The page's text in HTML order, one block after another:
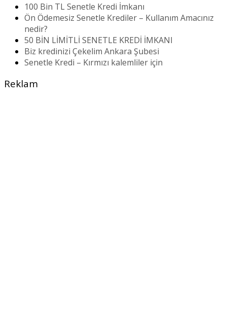
100 Bin TL Senetle Kredi İmkanı
Ön Ödemesiz Senetle Krediler – Kullanım Amacınız
nedir?
50 BİN LİMİTLİ SENETLE KREDİ İMKANI
Biz kredinizi Çekelim Ankara Şubesi
Senetle Kredi – Kırmızı kalemliler için
Reklam